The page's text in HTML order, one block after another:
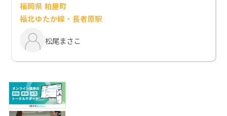
福岡県 粕屋町
福北ゆたか線・長者原駅
松尾まさこ